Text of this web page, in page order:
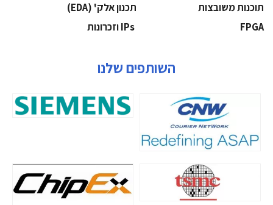
‫תוכנות משובצות‬
‫תכנון אלק' (‪(EDA‬‬
‫‪FPGA‬‬
השותפים שלנו